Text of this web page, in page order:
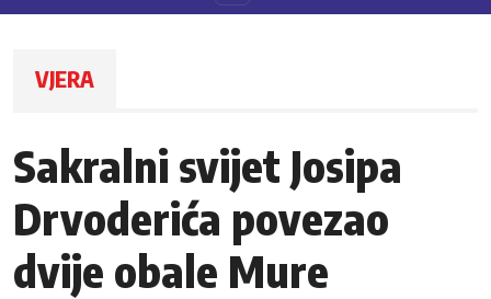
VJERA
Sakralni svijet Josipa
Drvoderića povezao
dvije obale Mure